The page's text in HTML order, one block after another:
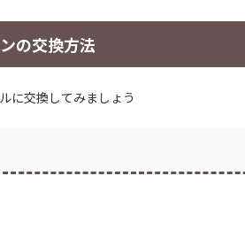
の交換方法
に交換してみましょう